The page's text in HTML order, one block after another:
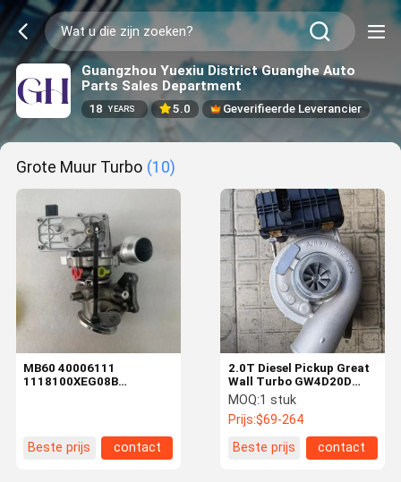
Guangzhou Yuexiu District Guanghe Auto
Parts Sales Department
18 YEARS 5.0 Geverifieerde Leverancier
Grote Muur Turbo (10)
MB60 40006111
1118100XEG08B
1118100XED95 Junqi
2.0T Diesel Demontage
Beste prijs contact
2.0T Diesel Pickup Great
Wall Turbo GW4D20D
Motor 815479-5007
1118100AED12
MOQ:1 stuk
Prijs:$69-264
Beste prijs
contact